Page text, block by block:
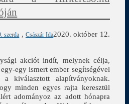
szerda , Császár Ida2020. október 12.
akciót indít, melynek célja,
egy ismert ember segítségével
a kiválasztott alapítványoknak.
minden egyes rajta keresztül
adományoz az adott hónapra